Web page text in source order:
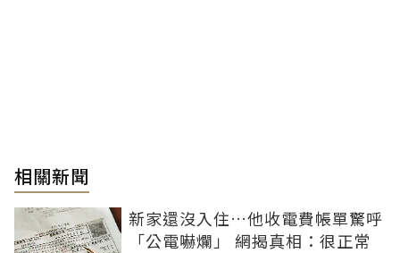
相關新聞
新家還沒入住…他收電費帳單驚呼
「公電嚇爛」 網揭真相：很正常